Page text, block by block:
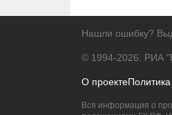
Нашли ошибку?
© 1994-2026. РИА
О проекте
Вся информация о